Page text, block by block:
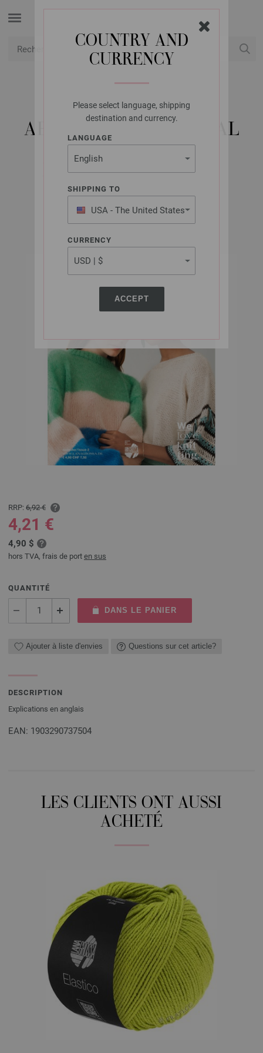
COUNTRY AND
CURRENCY
Please select language, shipping
destination and currency.
LANGUAGE
SHIPPING TO
USA - The United States
of America
CURRENCY
ACCEPT
LANA GROSSA
ABOUT BERLIN SPECIAL
NO. 2 - KNITTING
INSTRUCTIONS (EN)
RRP: 6,92 €
4,21 €
4,90 $
hors TVA, frais de port en sus
QUANTITÉ
DANS LE PANIER
Ajouter à liste d'envies Questions sur cet article?
DESCRIPTION
Explications en anglais
EAN: 1903290737504
LES CLIENTS ONT AUSSI
ACHETÉ